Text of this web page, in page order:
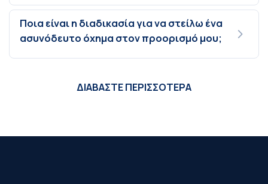
Ποια είναι η διαδικασία για να στείλω ένα
ασυνόδευτο όχημα στον προορισμό μου;
ΔΙΑΒΑΣΤΕ ΠΕΡΙΣΣΟΤΕΡΑ